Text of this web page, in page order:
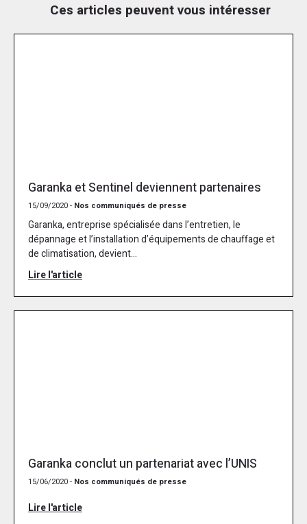
Ces articles peuvent vous intéresser
Garanka et Sentinel deviennent partenaires
15/09/2020 - Nos communiqués de presse
Garanka, entreprise spécialisée dans l’entretien, le
dépannage et l’installation d’équipements de chauffage et
de climatisation, devient...
Lire l'article
Garanka conclut un partenariat avec l’UNIS
15/06/2020 - Nos communiqués de presse
Lire l'article